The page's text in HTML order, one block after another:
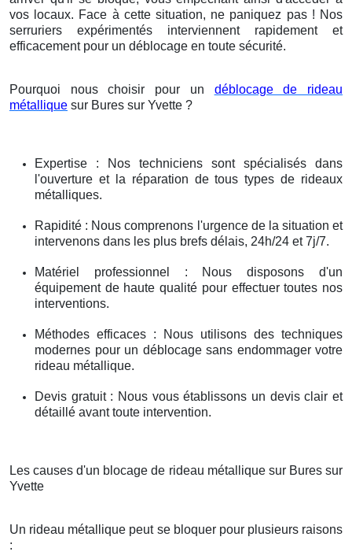
vos locaux. Face à cette situation, ne paniquez pas ! Nos
serruriers expérimentés interviennent rapidement et
efficacement pour un déblocage en toute sécurité.
Pourquoi nous choisir pour un déblocage de rideau
métallique sur Bures sur Yvette ?
Expertise : Nos techniciens sont spécialisés dans
l'ouverture et la réparation de tous types de rideaux
métalliques.
Rapidité : Nous comprenons l'urgence de la situation et
intervenons dans les plus brefs délais, 24h/24 et 7j/7.
Matériel professionnel : Nous disposons d'un
équipement de haute qualité pour effectuer toutes nos
interventions.
Méthodes efficaces : Nous utilisons des techniques
modernes pour un déblocage sans endommager votre
rideau métallique.
Devis gratuit : Nous vous établissons un devis clair et
détaillé avant toute intervention.
Les causes d'un blocage de rideau métallique sur Bures sur
Yvette
Un rideau métallique peut se bloquer pour plusieurs raisons
: